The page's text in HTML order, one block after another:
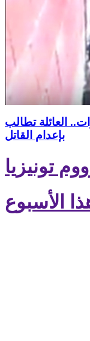
جنازة طفل الـ4 سنوات.. العائلة تطالب
بإعدام القاتل
تونيزيا
الأسبوع